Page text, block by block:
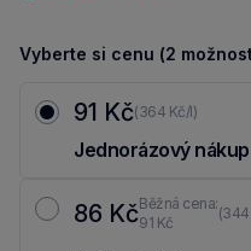
Vyberte si cenu (2
91 Kč(364 Kč/l)
Jednorázový nákup
86 KčBěžná cena:
91 Kč
(344